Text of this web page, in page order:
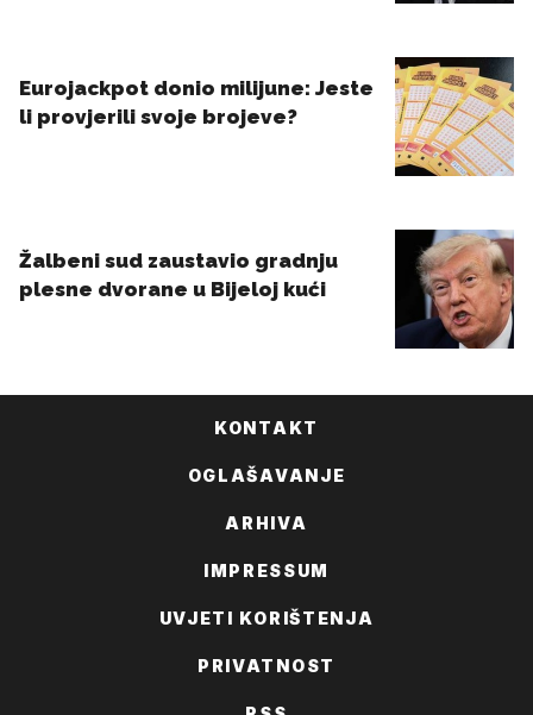
KONTAKT
OGLAŠAVANJE
ARHIVA
IMPRESSUM
UVJETI KORIŠTENJA
PRIVATNOST